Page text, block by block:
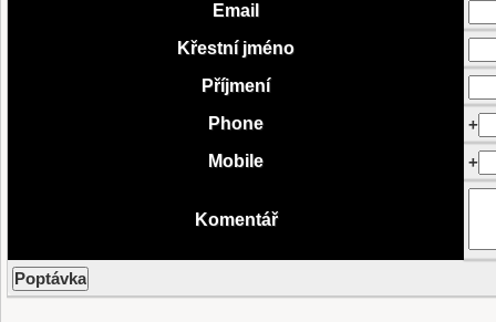
Email
Křestní jméno
Příjmení
Phone
+
Mobile
+
Komentář